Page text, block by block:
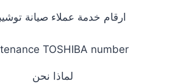
ارقام خدمة عملاء صيانة
TOSHIBA number
لماذا نحن